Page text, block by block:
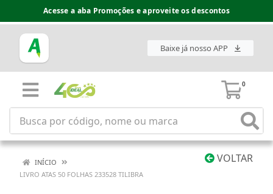
Acesse a aba Promoções e aproveite os descontos
Baixe já nosso APP
0
VOLTAR
INÍCIO
LIVRO ATAS 50 FOLHAS 233528 TILIBRA